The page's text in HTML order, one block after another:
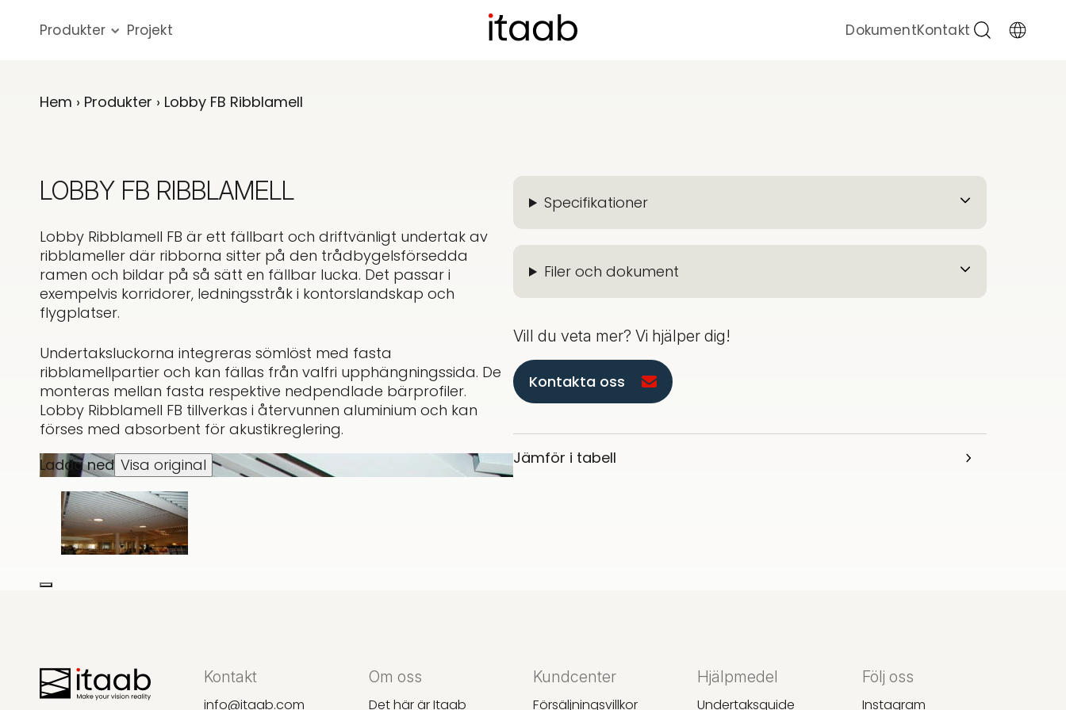
Produkter Projekt DokumentKontakt Sök
Byt
Hem › Produkter › Lobby FB Ribblamell
LOBBY FB RIBBLAMELL
Lobby Ribblamell FB är ett fällbart och driftvänligt undertak av
ribblameller där ribborna sitter på den trådbygelsförsedda
ramen och bildar på så sätt en fällbar lucka. Det passar i
exempelvis korridorer, ledningsstråk i kontorslandskap och
flygplatser.
Undertaksluckorna integreras sömlöst med fasta
ribblamellpartier och kan fällas från valfri upphängningssida. De
monteras mellan fasta respektive nedpendlade bärprofiler.
Lobby Ribblamell FB tillverkas i återvunnen aluminium och kan
förses med absorbent för akustikreglering.
Ladda ned Visa original
Specifikationer
Filer och dokument
Vill du veta mer? Vi hjälper dig!
Kontakta oss
Jämför i tabell
Kontakt
info@itaab.com
Om oss
Det här är Itaab
Kundcenter
Försäljningsvillkor
Hjälpmedel
Undertaksguide
Följ oss
Instagram